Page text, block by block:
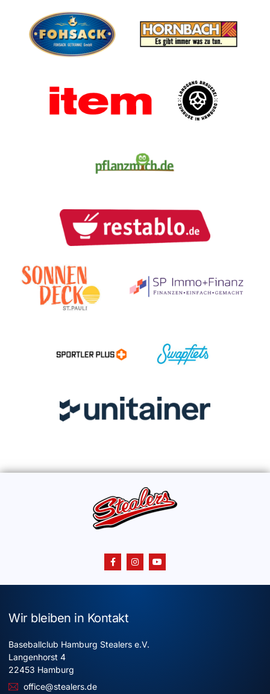
Wir bleiben in Kontakt
Baseballclub Hamburg Stealers e.V.
Langenhorst 4
22453 Hamburg
office@stealers.de